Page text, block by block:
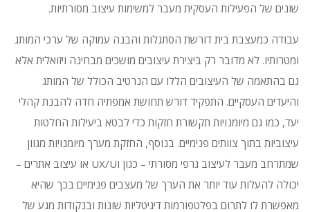
שונים של הפעילות העסקית מעבר למשימות עיצוב מסורתיות.
עבודה כמעצבת בית דורשת הסתגלות והבנה עמוקה של ערכי המותג
ומטרותיו.לא מדובר רק ביצירת עיצובים מושכים מבחינה ויזואלית אלא
גם בהתאמה של העיצובים הללו עם הנרטיב הכולל של המותג
והיעדים העסקיים. התפקיד דורש תחושת אמפתיה חדה להבנת קהלי
יעד, כמו גם מיומנויות תקשורת חזקות כדי לבטא ביעילות החלטות
עיצוביות בתוך צוותים פנימיים. בנוסף, החזקת מערך מיומנויות מגוון
שמתרחב מעבר לעיצוב גרפי מסורתי – כגון UX/UI או עיצוב אתרים –
יכולה להעלות עוד יותר את הערך של מעצבים פנימיים בכך שהיא
מאפשרת לו לתרום בפלטפורמות דיגיטליות שונות ובנקודות מגע של